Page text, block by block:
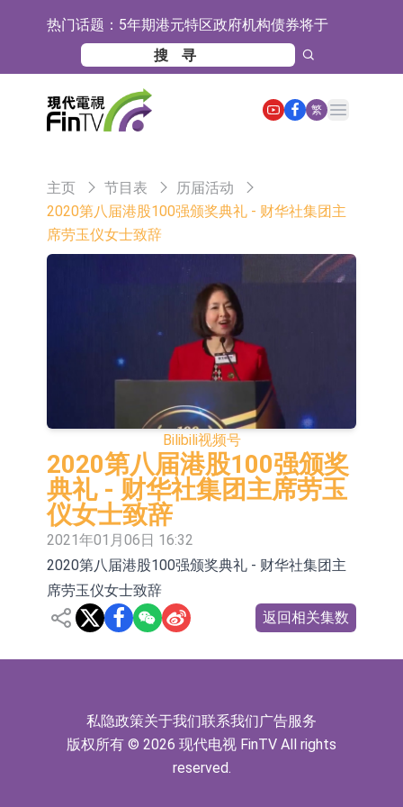
热门话题： 5年期港元特区政府机构债券将于
2026年8月12日透过重开进行投标
1年期港元隔夜平均指数挂钩债券将
于2026年8月12日进行投标
香港证监会就中国糖果前高管的失当
行为取得13年取消资格令
【异动股】港股跌幅榜前十，融信中
团(02215.HK)跌35.71%
统工程股权(02902.HK)涨+218.75%，
敏捷控股(00186.HK)涨+82.50%
地纬智能：暂未开展对外的语料商业
化服务
嘉立创：公司主要提供EDA/CAM、
PCB、电子元器件等电子及机械产业
链一站式研发智造服务
工信部：鼓励民爆企业依法依规实施
工信部：到2030年形成3-5家具有较
强国际运营能力的大型民爆企业集团
因美纳：首批由中国生产制造基地生
产的本土化产品完成客户交付
鲁阳节能：公司汽车衬垫 CCMAX、
E2K、HBD系列产品已实现量产销售
日韩股市收盘双双下挫
北京君正：预计后续仍将主要采用季
度调价的模式
【异动股】汽车整车板块下挫，北汽
蓝谷(600733.CN)跌6.38%
【异动股】港股涨幅榜前十，生物系
统工程股权(02902.HK)涨+231.25%，
中国智能健康(00348.HK)涨+133.33%
【异动股】钨板块拉升，中钨高新
(000657.CN)涨7.24%
【异动股】昨日打二板以上表现板块
拉升，欣天科技(300615.CN)涨
【异动股】港股跌幅榜前十，天瑞汽
务集团(02215.HK)跌16.33%
10年期港元特区政府机构债券将于
2026年8月12日透过重开进行投标
繁
Open main menu
主页 节目表
历届活动
2020第八届港股100强颁奖典礼 - 财华社集团主
席劳玉仪女士致辞
Bilibili视频号
2020第八届港股100强颁奖
典礼 - 财华社集团主席劳玉
仪女士致辞
2021年01月06日 16:32
2020第八届港股100强颁奖典礼 - 财华社集团主
席劳玉仪女士致辞
返回相关集数
私隐政策关于我们联系我们广告服务
版权所有 © 2026 现代电视 FinTV All rights
reserved.